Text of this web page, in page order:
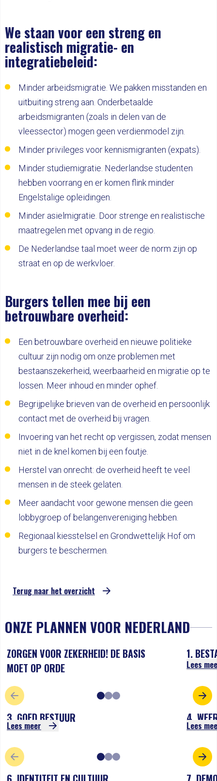
We staan voor een streng en
realistisch migratie- en
integratiebeleid:
Minder arbeidsmigratie. We pakken misstanden en
uitbuiting streng aan. Onderbetaalde
arbeidsmigranten (zoals in delen van de
vleessector) mogen geen verdienmodel zijn.
Minder privileges voor kennismigranten (expats).
Minder studiemigratie. Nederlandse studenten
hebben voorrang en er komen flink minder
Engelstalige opleidingen.
Minder asielmigratie. Door strenge en realistische
maatregelen met opvang in de regio.
De Nederlandse taal moet weer de norm zijn op
straat en op de werkvloer.
Burgers tellen mee bij een
betrouwbare overheid:
Een betrouwbare overheid en nieuwe politieke
cultuur zijn nodig om onze problemen met
bestaanszekerheid, weerbaarheid en migratie op te
lossen. Meer inhoud en minder ophef.
Begrijpelijke brieven van de overheid en persoonlijk
contact met de overheid bij vragen.
Invoering van het recht op vergissen, zodat mensen
niet in de knel komen bij een foutje.
Herstel van onrecht: de overheid heeft te veel
mensen in de steek gelaten.
Meer aandacht voor gewone mensen die geen
lobbygroep of belangenvereniging hebben.
Regionaal kiesstelsel en Grondwettelijk Hof om
burgers te beschermen.
Terug naar het overzicht
ONZE PLANNEN VOOR NEDERLAND
ZORGEN VOOR ZEKERHEID! DE BASIS
MOET OP ORDE
1.
Lees
VORIGE SLIDE
3. GOED BESTUUR
Lees meer
4.
Lees
VORIGE SLIDE